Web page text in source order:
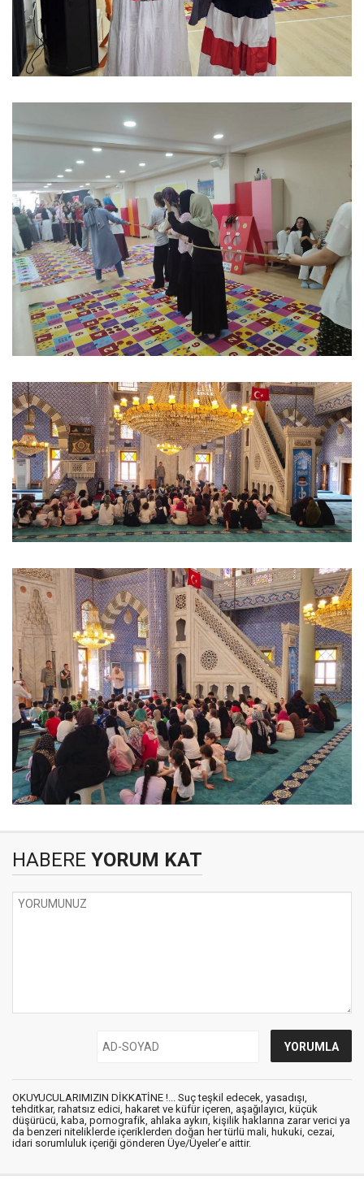
HABERE YORUM KAT
OKUYUCULARIMIZIN DİKKATİNE !... Suç teşkil edecek, yasadışı,
tehditkar, rahatsız edici, hakaret ve küfür içeren, aşağılayıcı, küçük
düşürücü, kaba, pornografik, ahlaka aykırı, kişilik haklarına zarar verici ya
da benzeri niteliklerde içeriklerden doğan her türlü mali, hukuki, cezai,
idari sorumluluk içeriği gönderen Üye/Üyeler’e aittir.